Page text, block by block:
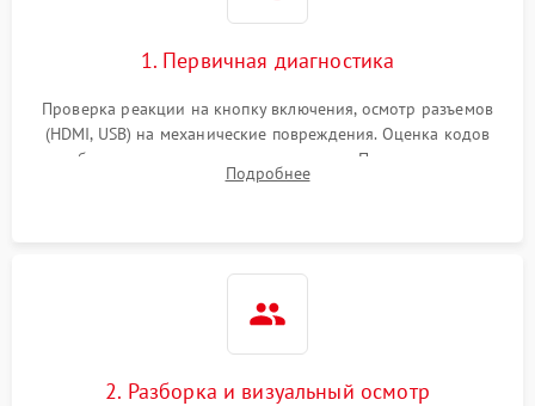
1. Первичная диагностика
Проверка реакции на кнопку включения, осмотр разъемов
(HDMI, USB) на механические повреждения. Оценка кодов
ошибок на экране или по индикаторам. Проверка чтения
дисков, работы геймпадов и наличия гарантийных пломб.
Подробнее
2. Разборка и визуальный осмотр